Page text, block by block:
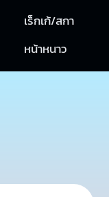
เร็กเก้/สกา
หน้าหนาว